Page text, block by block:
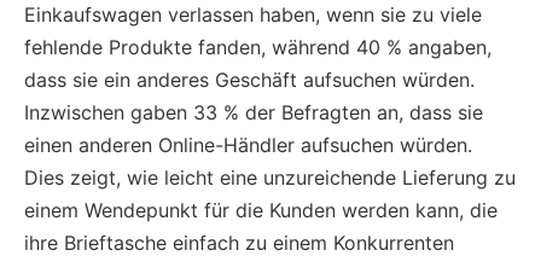
Einkaufswagen verlassen haben, wenn sie zu viele
fehlende Produkte fanden, während 40 % angaben,
dass sie ein anderes Geschäft aufsuchen würden.
Inzwischen gaben 33 % der Befragten an, dass sie
einen anderen Online-Händler aufsuchen würden.
Dies zeigt, wie leicht eine unzureichende Lieferung zu
einem Wendepunkt für die Kunden werden kann, die
ihre Brieftasche einfach zu einem Konkurrenten